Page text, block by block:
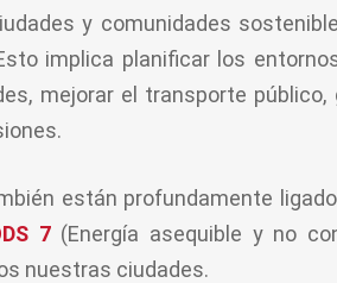
y comunidades
implica planificar los
mejorar el transporte
están profundamente
7(Energía asequible y no
nuestras ciudades.